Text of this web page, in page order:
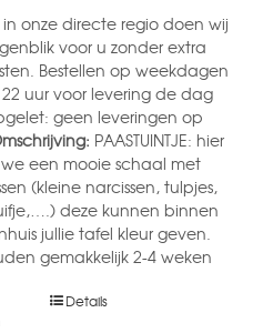
in onze directe regio doen wij
voor u zonder extra
Bestellen op weekdagen
uur voor levering de dag
geen leveringen op
PAASTUINTJE: hier
een mooie schaal met
(kleine narcissen, tulpjes,
deze kunnen binnen
jullie tafel kleur geven.
gemakkelijk 2-4 weken
Details